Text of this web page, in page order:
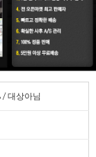
/ 대상아님